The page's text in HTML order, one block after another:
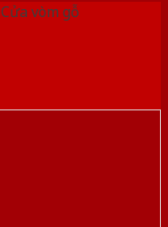
Cửa vòm gỗ